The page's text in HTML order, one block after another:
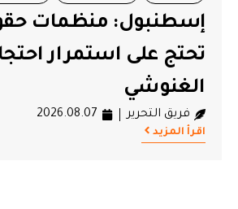
إسطنبول: منظمات
تحتج على استمرار
الغنوشي
فريق التحرير 2026.08.07
اقرأ المزيد